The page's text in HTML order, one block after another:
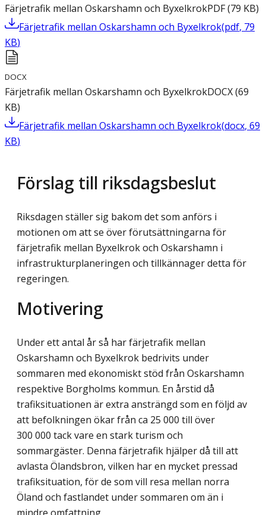
Färjetrafik mellan Oskarshamn och ByxelkrokPDF(79 KB)
Färjetrafik mellan Oskarshamn och Byxelkrok(pdf, 79
KB)
DOCX
Färjetrafik mellan Oskarshamn och ByxelkrokDOCX(69
KB)
Färjetrafik mellan Oskarshamn och Byxelkrok(docx, 69
KB)
Förslag till riksdagsbeslut
Riksdagen ställer sig bakom det som anförs i
motionen om att se över förutsättningarna för
färjetrafik mellan Byxelkrok och Oskarshamn i
infrastrukturplaneringen och tillkännager detta för
regeringen.
Motivering
Under ett antal år så har färjetrafik mellan
Oskarshamn och Byxelkrok bedrivits under
sommaren med ekonomiskt stöd från Oskarshamn
respektive Borgholms kommun. En årstid då
trafiksituationen är extra ansträngd som en följd av
att befolkningen ökar från ca 25 000 till över
300 000 tack vare en stark turism och
sommargäster. Denna färje­trafik hjälper då till att
avlasta Ölandsbron, vilken har en mycket pressad
trafiksituation, för de som vill resa mellan norra
Öland och fastlandet under sommaren om än i